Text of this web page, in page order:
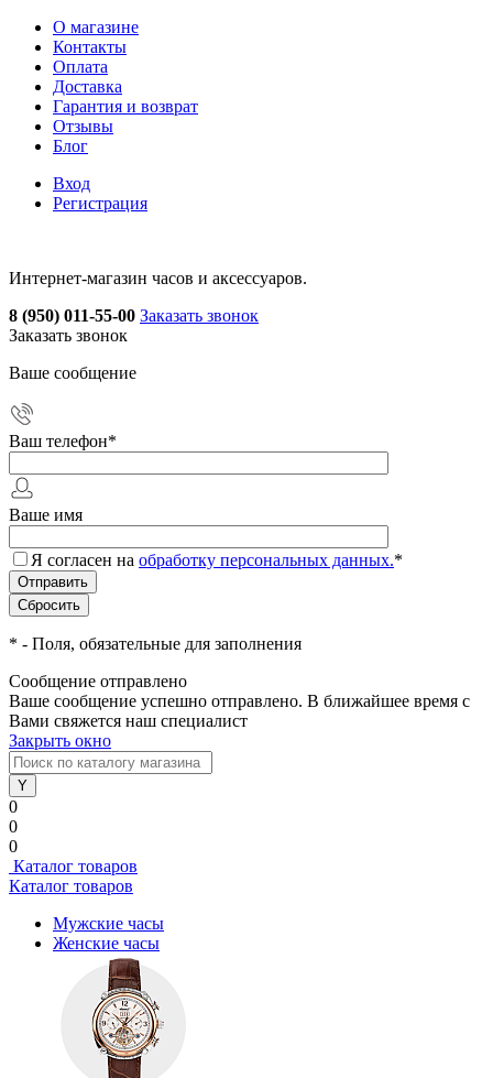
О магазине
Контакты
Оплата
Доставка
Гарантия и возврат
Отзывы
Блог
Вход
Регистрация
Интернет-магазин часов и аксессуаров.
8 (950) 011-55-00 Заказать звонок
Заказать звонок
Ваше сообщение
Ваш телефон*
Ваше имя
Я согласен на обработку персональных данных.*
* - Поля, обязательные для заполнения
Сообщение отправлено
Ваше сообщение успешно отправлено. В ближайшее время с
Вами свяжется наш специалист
Закрыть окно
0
0
0
Каталог товаров
Каталог товаров
Мужские часы
Женские часы